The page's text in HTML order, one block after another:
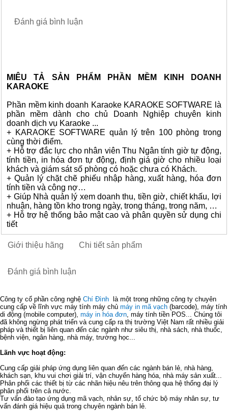
Đánh giá bình luận
MIÊU TẢ SẢN PHẨM PHẦN MỀM KINH DOANH
KARAOKE
Phần mềm kinh doanh Karaoke KARAOKE SOFTWARE là
phần mềm dành cho chủ Doanh Nghiệp chuyên kinh
doanh dịch vụ Karaoke ...
+ KARAOKE SOFTWARE quản lý trên 100 phòng trong
cùng thời điểm.
+ Hỗ trợ đắc lực cho nhân viên Thu Ngân tính giờ tự động,
tính tiền, in hóa đơn tự động, định giá giờ cho nhiều loại
khách và giám sát số phòng có hoặc chưa có Khách.
+ Quản lý chặt chẽ phiếu nhập hàng, xuất hàng, hóa đơn
tính tiền và công nợ…
+ Giúp Nhà quản lý xem doanh thu, tiền giờ, chiết khấu, lợi
nhuận, hàng tồn kho trong ngày, trong tháng, trong năm, …
+ Hỗ trợ hệ thống bảo mật cao và phân quyền sử dụng chi
tiết
Giới thiệu hãng Chi tiết sản phẩm
Đánh giá bình luận
Công ty cổ phần công nghệ Chí Đình là một trong những công ty chuyên
cung cấp về lĩnh vực máy tính máy chủ máy in mã vạch (barcode), máy tính
di động (mobile computer), máy in hóa đơn, máy tính tiền POS... Chúng tôi
đã không ngừng phát triển và cung cấp ra thị trường Việt Nam rất nhiều giải
pháp và thiết bị liên quan đến các ngành như siêu thị, nhà sách, nhà thuốc,
bệnh viện, ngân hàng, nhà máy, trường học...
Lãnh vực hoạt động:
Cung cấp giải pháp ứng dụng liên quan đến các ngành bán lẻ, nhà hàng,
khách sạn, khu vui chơi giải trí, vận chuyển hàng hóa, nhà máy sản xuất...
Phân phối các thiết bị từ các nhãn hiệu nêu trên thông qua hệ thống đại lý
phân phối trên cả nước.
Tư vấn đào tạo ứng dụng mã vạch, nhân sự, tổ chức bộ máy nhân sự, tư
vấn đánh giá hiệu quả trong chuyên ngành bán lẻ.